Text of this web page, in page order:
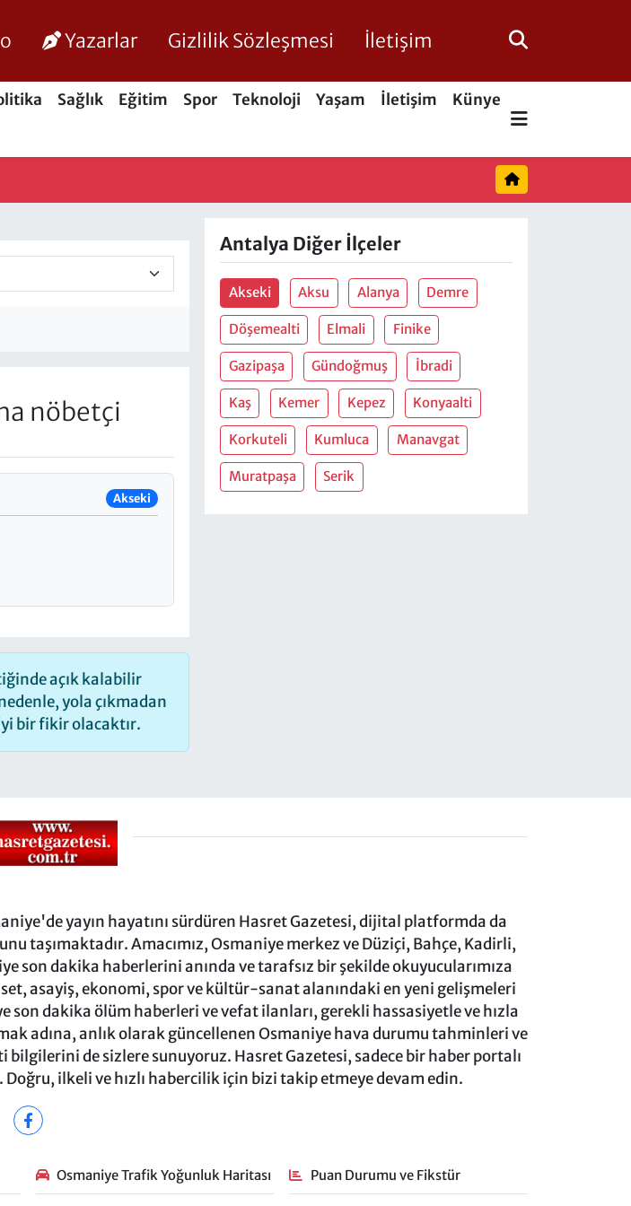
Yazarlar Gizlilik Sözleşmesi İletişim
Sağlık Eğitim Spor Teknoloji Yaşam İletişim
Künye
nöbetçi
Akseki
açık kalabilir
yola çıkmadan
bir fikir olacaktır.
Antalya Diğer İlçeler
Akseki Aksu Alanya Demre
Döşemealti Elmali Finike
Gazipaşa Gündoğmuş İbradi
Kaş Kemer Kepez Konyaalti
Korkuteli Kumluca Manavgat
Muratpaşa Serik
yayın hayatını sürdüren Hasret Gazetesi, dijital platformda da
taşımaktadır. Amacımız, Osmaniye merkez ve Düziçi, Bahçe, Kadirli,
son dakika haberlerini anında ve tarafsız bir şekilde okuyucularımıza
asayiş, ekonomi, spor ve kültür-sanat alanındaki en yeni gelişmeleri
dakika ölüm haberleri ve vefat ilanları, gerekli hassasiyetle ve hızla
adına, anlık olarak güncellenen Osmaniye hava durumu tahminleri ve
de sizlere sunuyoruz. Hasret Gazetesi, sadece bir haber portalı
ilkeli ve hızlı habercilik için bizi takip etmeye devam edin.
Osmaniye Trafik Yoğunluk Haritası Puan Durumu ve Fikstür